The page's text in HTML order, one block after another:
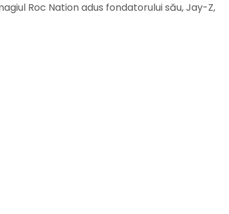
Roc Nation adus fondatorului său, Jay-Z,